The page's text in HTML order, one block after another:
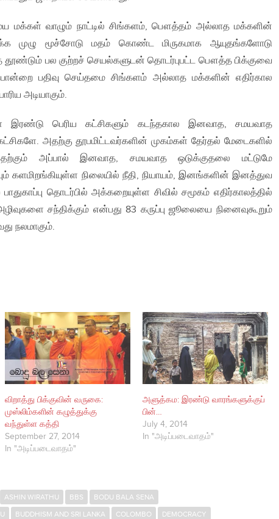
மக்கள் வாழும் நாட்டில் சிங்களம், பௌத்தம் அல்லாத மக்களின்
முழு மூச்சோடு மதம் கொண்ட மிருகமாக ஆயுதங்களோடு
பல குற்றச் செயல்களுடன் தொடர்புபட்ட பௌத்த பிக்குவை
பதிவு செய்தமை சிங்களம் அல்லாத மக்களின் எதிர்கால
அடியாகும்.
இரண்டு பெரிய கட்சிகளும் கடந்தகால இனவாத, சமயவாத
அதற்கு தூபமிட்டவர்களின் முகம்கள் தேர்தல் மேடைகளில்
அப்பால் இனவாத, சமயவாத ஒடுக்குதலை மட்டுமே
களமிறங்கியுள்ள நிலையில் நீதி, நியாயம், இனங்களின் இனத்துவ
தொடர்பில் அக்கறையுள்ள சிவில் சமூகம் எதிர்காலத்தில்
சந்திக்கும் என்பது 83 கருப்பு ஜூலையை நினைவுகூறும்
நலமாகும்.
விறாத்து பிக்குவின் வருகை:
முஸ்லிம்களின் கழுத்துக்கு
வந்துள்ள கத்தி
September 27, 2014
In "அடிப்படைவாதம்"
அளுத்கம: இரண்டு வாரங்களுக்குப்
பின்…
July 4, 2014
In "அடிப்படைவாதம்"
ASHIN WIRATHU BBS
BODU BALA SENA
BUDDHISM AND SRI LANKA COLOMBO
DEMOCRACY